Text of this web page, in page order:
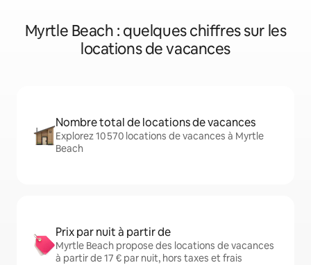
Myrtle Beach : quelques chiffres sur les
locations de vacances
Nombre total de locations de vacances
Explorez 10 570 locations de vacances à Myrtle
Beach
Prix par nuit à partir de
Myrtle Beach propose des locations de vacances
à partir de 17 € par nuit, hors taxes et frais